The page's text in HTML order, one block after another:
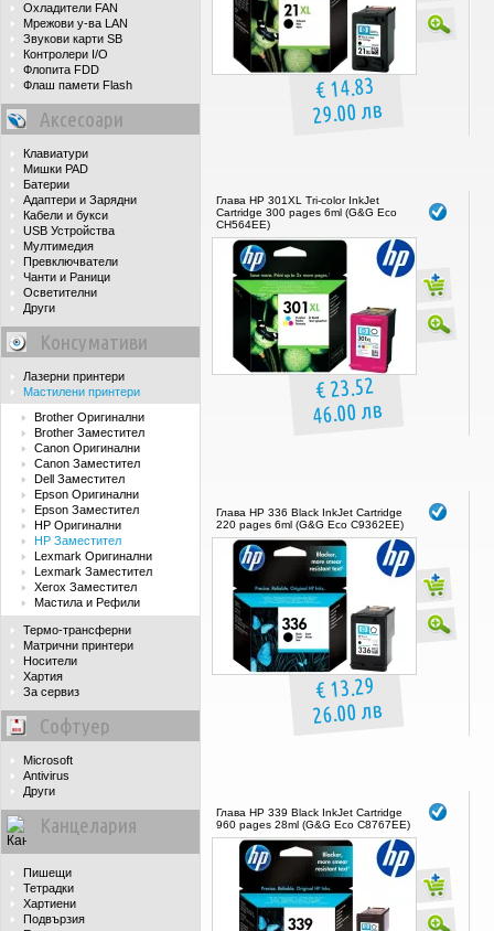
Охладители FAN
Мрежови у-ва LAN
Звукови карти SB
Контролери I/O
Флопита FDD
Флаш памети Flash
Аксесоари
Клавиатури
Мишки PAD
Батерии
Адаптери и Зарядни
Кабели и букси
USB Устройства
Мултимедия
Превключватели
Чанти и Раници
Осветителни
Други
Консумативи
Лазерни принтери
Мастилени принтери
Brother Оригинални
Brother Заместител
Canon Оригинални
Canon Заместител
Dell Заместител
Epson Оригинални
Epson Заместител
HP Оригинални
HP Заместител
Lexmark Оригинални
Lexmark Заместител
Xerox Заместител
Мастила и Рефили
Термо-трансферни
Матрични принтери
Носители
Хартия
За сервиз
Софтуер
Microsoft
Antivirus
Други
Канцелария
Пишещи
Тетрадки
Хартиени
Подвързия
€ 14.83
29.00 лв
Глава HP 301XL Tri-color InkJet
Cartridge 300 pages 6ml (G&G Eco
CH564EE)
€ 23.52
46.00 лв
Глава HP 336 Black InkJet Cartridge
220 pages 6ml (G&G Eco C9362EE)
€ 13.29
26.00 лв
Глава HP 339 Black InkJet Cartridge
960 pages 28ml (G&G Eco C8767EE)